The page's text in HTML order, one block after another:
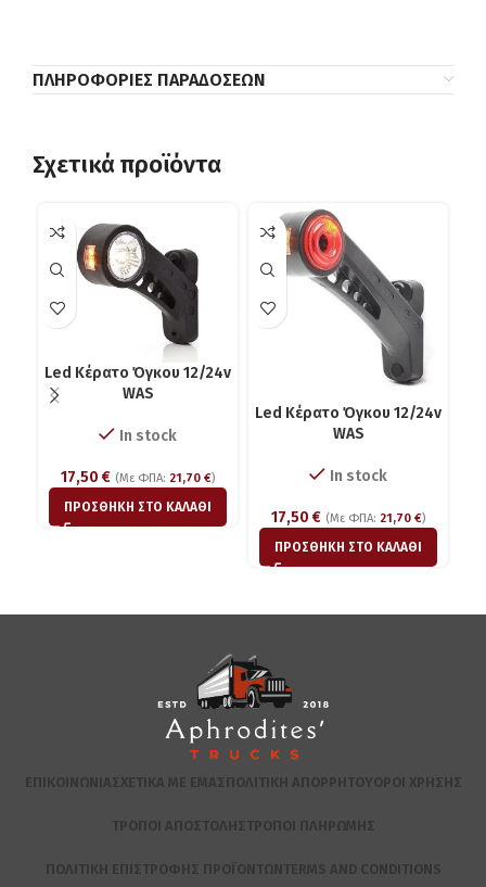
ΠΛΗΡΟΦΟΡΊΕΣ ΠΑΡΑΔΌΣΕΩΝ
Σχετικά προϊόντα
Led Κέρατο Όγκου 12/24v
WAS
In stock
17,50 € (Με ΦΠΑ: 21,70 €)
ΠΡΟΣΘΉΚΗ ΣΤΟ ΚΑΛΆΘΙ
Led Κέρατο Όγκου 12/24v
WAS
In stock
17,50 € (Με ΦΠΑ: 21,70 €)
ΠΡΟΣΘΉΚΗ ΣΤΟ ΚΑΛΆΘΙ
ΕΠΙΚΟΙΝΩΝΊΑΣΧΕΤΙΚΆ ΜΕ ΕΜΆΣΠΟΛΙΤΙΚΉ ΑΠΟΡΡΉΤΟΥΌΡΟΙ ΧΡΉΣΗΣ
ΤΡΌΠΟΙ ΑΠΟΣΤΟΛΉΣΤΡΌΠΟΙ ΠΛΗΡΩΜΉΣ
ΠΟΛΙΤΙΚΉ ΕΠΙΣΤΡΟΦΉΣ ΠΡΟΪΌΝΤΩΝ TERMS AND CONDITIONS